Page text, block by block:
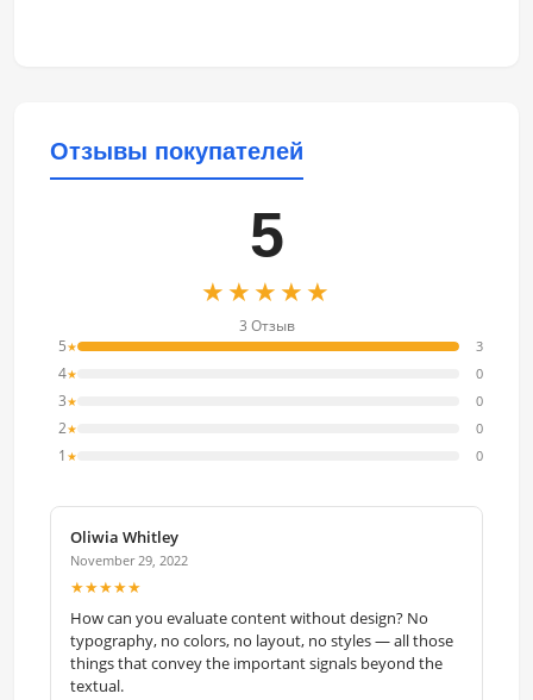
Отзывы покупателей
5
★★★★★
3 Отзыв
5★ 3
4★ 0
3★ 0
2★ 0
1 ★ 0
Oliwia Whitley
November 29, 2022
★★★★★
How can you evaluate content without design? No
typography, no colors, no layout, no styles — all those
things that convey the important signals beyond the
textual.